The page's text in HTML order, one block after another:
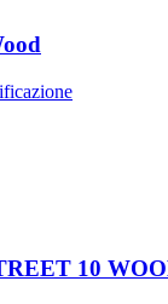
10